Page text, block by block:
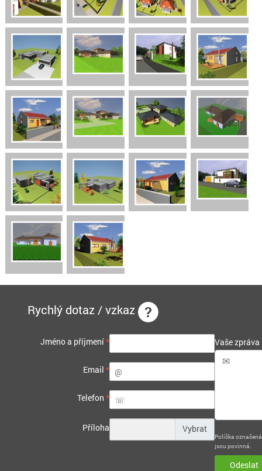
Rychlý dotaz / vzkaz
Jméno a příjmení*
Email *
Telefon *
Příloha
Vaše zpráva
Políčka
jsou povinná.
Odeslat